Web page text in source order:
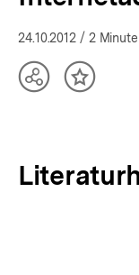
24.10.2012 / 2
TeilenInhalt